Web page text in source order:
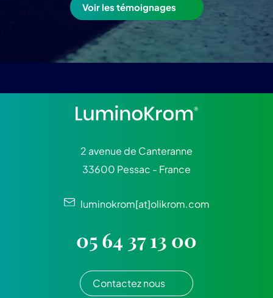
Voir les témoignages
2 avenue de Canteranne
33600 Pessac - France
luminokrom[at]olikrom.com
05 64 37 13 00
Contactez nous